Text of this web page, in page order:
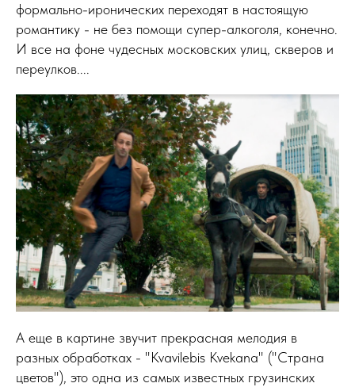
формально-иронических переходят в настоящую
романтику - не без помощи супер-алкоголя, конечно.
И все на фоне чудесных московских улиц, скверов и
переулков....
А еще в картине звучит прекрасная мелодия в
разных обработках - "Kvavilebis Kvekana" ("Страна
цветов"), это одна из самых известных грузинских